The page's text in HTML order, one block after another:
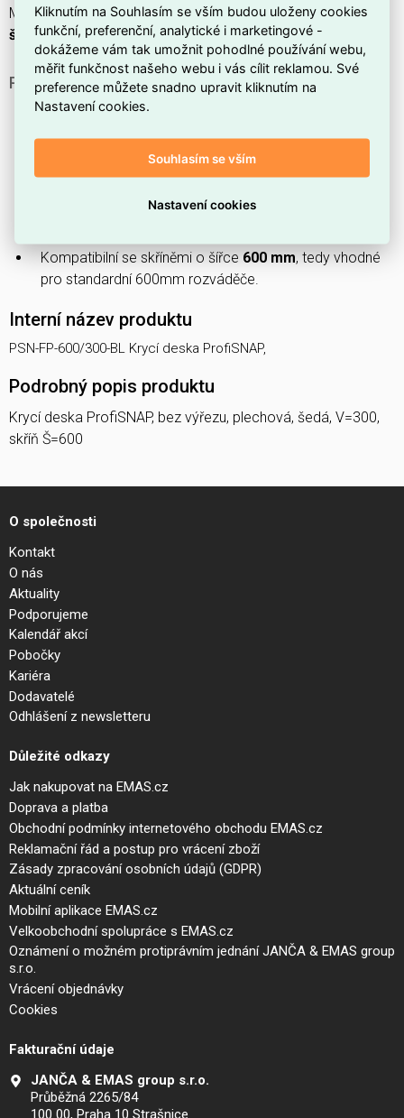
Má práškový nástřikpovrchu a rozměryvýška 305 mm
šířka 525 mm.
PROČ SI VYBRAT TUTO KRYCÍ DESKU?
Modelové označení
ProfiSNAP, která je určena pro krycí
desky do rozvaděčů.
oceli, což poskytuje pevnost a odolnost
Kompatibilní se skříněmi o šířce 600 mm, tedy vhodné
pro standardní 600mm rozváděče.
Interní název produktu
PSN-FP-600/300-BL Krycí deska ProfiSNAP,
Podrobný popis produktu
Krycí deska ProfiSNAP, bez výřezu, plechová, šedá, V=300,
skříň Š=600
O společnosti
Kontakt
O nás
Aktuality
Podporujeme
Kalendář akcí
Pobočky
Kariéra
Dodavatelé
Odhlášení z newsletteru
Důležité odkazy
Jak nakupovat na EMAS.cz
Doprava a platba
Obchodní podmínky internetového obchodu EMAS.cz
Reklamační řád a postup pro vrácení zboží
Zásady zpracování osobních údajů (GDPR)
Aktuální ceník
Mobilní aplikace EMAS.cz
Velkoobchodní spolupráce s EMAS.cz
Oznámení o možném protiprávním jednání JANČA & EMAS group
s.r.o.
Vrácení objednávky
Cookies
Fakturační údaje
JANČA & EMAS group s.r.o.
Průběžná 2265/84
100 00, Praha 10 Strašnice
Kliknutím na Souhlasím se vším budou uloženy cookies
funkční, preferenční, analytické i marketingové -
dokážeme vám tak umožnit pohodlné používání webu,
měřit funkčnost našeho webu i vás cílit reklamou. Své
preference můžete snadno upravit kliknutím na
Nastavení cookies.
Souhlasím se vším
Nastavení cookies